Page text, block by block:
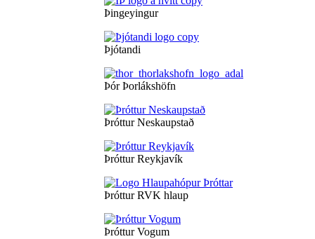
Þingeyingur
Þjótandi
Þór Þorlákshöfn
Þróttur Neskaupstað
Þróttur Reykjavík
Þróttur RVK hlaup
Þróttur Vogum